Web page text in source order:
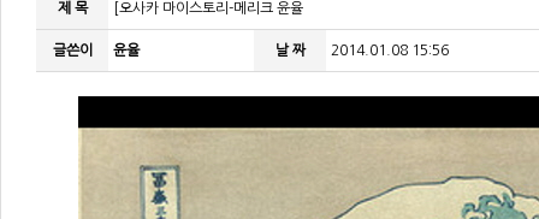
제 목 [오사카 마이스토리-메리크 윤율
글쓴이 윤율 날 짜 2014.01.08 15:56